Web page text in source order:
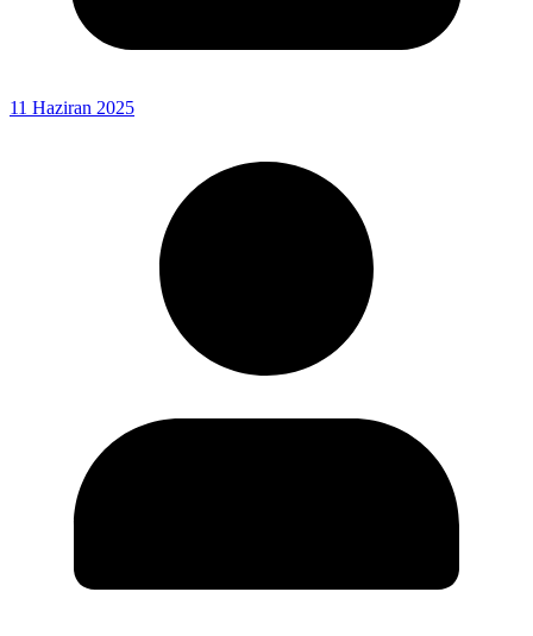
11 Haziran 2025